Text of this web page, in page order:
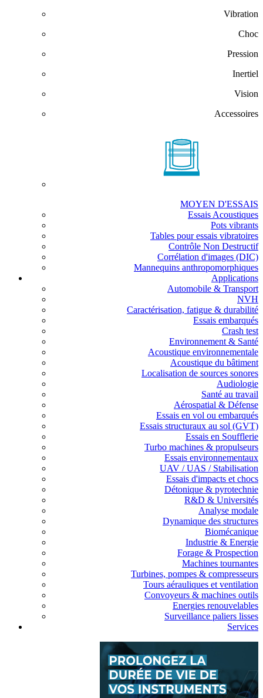
Vibration
Choc
Pression
Inertiel
Vision
Accessoires
MOYEN D'ESSAIS
Essais Acoustiques
Pots vibrants
Tables pour essais vibratoires
Contrôle Non Destructif
Corrélation d'images (DIC)
Mannequins anthropomorphiques
Applications
Automobile & Transport
NVH
Caractérisation, fatigue & durabilité
Essais embarqués
Crash test
Environnement & Santé
Acoustique environnementale
Acoustique du bâtiment
Localisation de sources sonores
Audiologie
Santé au travail
Aérospatial & Défense
Essais en vol ou embarqués
Essais structuraux au sol (GVT)
Essais en Soufflerie
Turbo machines & propulseurs
Essais environnementaux
UAV / UAS / Stabilisation
Essais d'impacts et chocs
Détonique & pyrotechnie
R&D & Universités
Analyse modale
Dynamique des structures
Biomécanique
Industrie & Energie
Forage & Prospection
Machines tournantes
Turbines, pompes & compresseurs
Tours aérauliques et ventilation
Convoyeurs & machines outils
Energies renouvelables
Surveillance paliers lisses
Services